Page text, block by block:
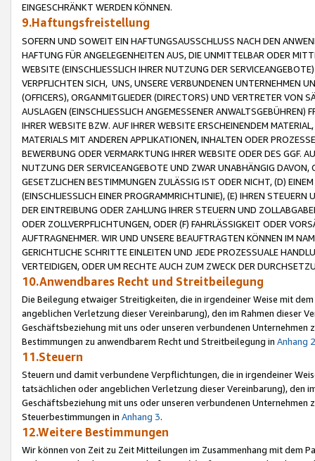
EINGESCHRÄNKT WERDEN KÖNNEN.
9.Haftungsfreistellung
SOFERN UND SOWEIT EIN HAFTUNGSAUSSCHLUSS NACH DEN
HAFTUNG FÜR ANGELEGENHEITEN AUS, DIE UNMITTELBAR ODER
WEBSITE (EINSCHLIESSLICH IHRER NUTZUNG DER
VERPFLICHTEN SICH, UNS, UNSERE VERBUNDENEN UNTERNEHMEN
(OFFICERS), ORGANMITGLIEDER (DIRECTORS) UND VERTRETER VON
AUSLAGEN (EINSCHLIESSLICH ANGEMESSENER
IHRER WEBSITE BZW. AUF IHRER WEBSITE ERSCHEINENDEM
MATERIALS MIT ANDEREN APPLIKATIONEN, INHALTEN ODER
BEWERBUNG ODER VERMARKTUNG IHRER WEBSITE ODER DES GGF.
NUTZUNG DER SERVICEANGEBOTE UND ZWAR UNABHÄNGIG
GESETZLICHEN BESTIMMUNGEN ZULÄSSIG IST ODER NICHT, (D)
(EINSCHLIESSLICH EINER PROGRAMMRICHTLINIE), (E) IHREN
DER EINTREIBUNG ODER ZAHLUNG IHRER STEUERN UND
ODER ZOLLVERPFLICHTUNGEN, ODER (F) FAHRLÄSSIGKEIT ODER
AUFTRAGNEHMER. WIR UND UNSERE BEAUFTRAGTEN KÖNNEN IM
GERICHTLICHE SCHRITTE EINLEITEN UND JEDE PROZESSUALE
VERTEIDIGEN, ODER UM RECHTE AUCH ZUM ZWECK DER
10.Anwendbares Recht und Streitbeilegung
Die Beilegung etwaiger Streitigkeiten, die in irgendeiner Weise mit
angeblichen Verletzung dieser Vereinbarung), den im Rahmen dieser
Geschäftsbeziehung mit uns oder unseren verbundenen
Bestimmungen zu anwendbarem Recht und Streitbeilegung in Anhang 2
11.Steuern
Steuern und damit verbundene Verpflichtungen, die in irgendeiner
tatsächlichen oder angeblichen Verletzung dieser Vereinbarung), den
Geschäftsbeziehung mit uns oder unseren verbundenen
Steuerbestimmungen in Anhang 3.
12.Weitere Bestimmungen
Wir können von Zeit zu Zeit Mitteilungen im Zusammenhang mit dem